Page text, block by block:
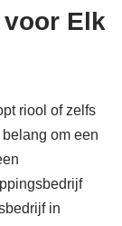
Elk
riool of zelfs
om een
in